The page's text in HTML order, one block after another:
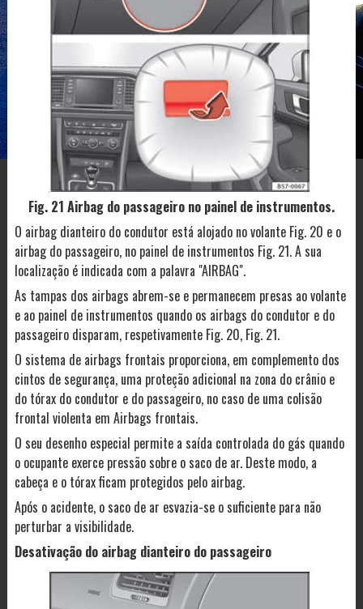
Fig. 21 Airbag do passageiro no painel de instrumentos.
O airbag dianteiro do condutor está alojado no volante Fig. 20 e o
airbag do passageiro, no painel de instrumentos Fig. 21. A sua
localização é indicada com a palavra "AIRBAG".
As tampas dos airbags abrem-se e permanecem presas ao volante
e ao painel de instrumentos quando os airbags do condutor e do
passageiro disparam, respetivamente Fig. 20, Fig. 21.
O sistema de airbags frontais proporciona, em complemento dos
cintos de segurança, uma proteção adicional na zona do crânio e
do tórax do condutor e do passageiro, no caso de uma colisão
frontal violenta em Airbags frontais.
O seu desenho especial permite a saída controlada do gás quando
o ocupante exerce pressão sobre o saco de ar. Deste modo, a
cabeça e o tórax ficam protegidos pelo airbag.
Após o acidente, o saco de ar esvazia-se o suficiente para não
perturbar a visibilidade.
Desativação do airbag dianteiro do passageiro